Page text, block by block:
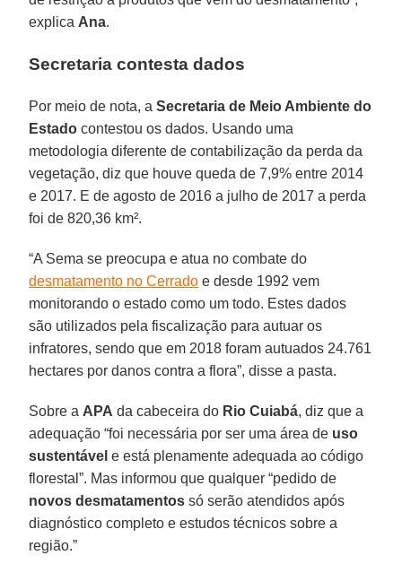
explica Ana.
Secretaria contesta dados
Por meio de nota, aSecretaria de Meio Ambiente do
Estado contestou os dados. Usando uma
metodologia diferente de contabilização da perda da
vegetação, diz que houve queda de 7,9% entre 2014
e 2017. E de agosto de 2016 a julho de 2017 a perda
foi de 820,36 km².
“A Sema se preocupa e atua no combate do
desmatamento no Cerrado e desde 1992 vem
monitorando o estado como um todo. Estes dados
são utilizados pela fiscalização para autuar os
infratores, sendo que em 2018 foram autuados 24.761
hectares por danos contra a flora”, disse a pasta.
Sobre a APA da cabeceira do Rio Cuiabá, diz que a
adequação “foi necessária por ser uma área de uso
sustentável e está plenamente adequada ao código
florestal”. Mas informou que qualquer “pedido de
novos desmatamentos só serão atendidos após
diagnóstico completo e estudos técnicos sobre a
região.”